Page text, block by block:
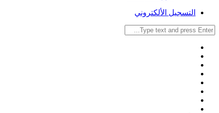
التسجيل الألكتروني